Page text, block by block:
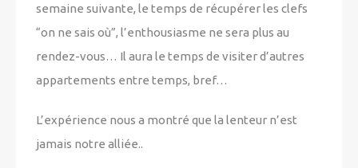
semaine suivante, le temps de récupérer les clefs
“on ne sais où”, l’enthousiasme ne sera plus au
rendez-vous… Il aura le temps de visiter d’autres
appartements entre temps, bref…
L’expérience nous a montré que la lenteur n’est
jamais notre alliée..